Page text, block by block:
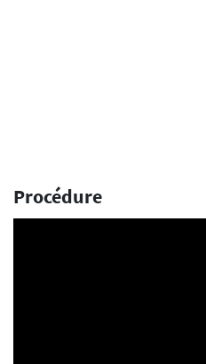
Procédure